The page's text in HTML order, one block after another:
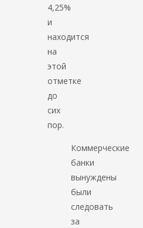
4,25%
и
находится
на
этой
отметке
до
сих
пор.
Коммерческие
банки
вынуждены
были
следовать
за